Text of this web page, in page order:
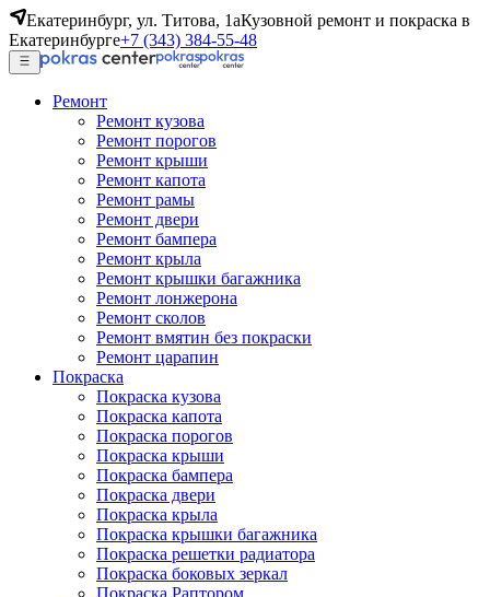
Екатеринбург, ул. Титова, 1аКузовной ремонт и покраска в
Екатеринбурге+7 (343) 384-55-48
Ремонт
Ремонт кузова
Ремонт порогов
Ремонт крыши
Ремонт капота
Ремонт рамы
Ремонт двери
Ремонт бампера
Ремонт крыла
Ремонт крышки багажника
Ремонт лонжерона
Ремонт сколов
Ремонт вмятин без покраски
Ремонт царапин
Покраска
Покраска кузова
Покраска капота
Покраска порогов
Покраска крыши
Покраска бампера
Покраска двери
Покраска крыла
Покраска крышки багажника
Покраска решетки радиатора
Покраска боковых зеркал